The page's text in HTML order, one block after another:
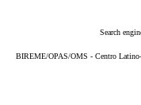
Search
BIREME/OPAS/OMS - Centro Latino-